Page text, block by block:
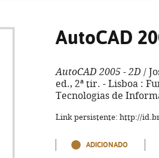
AutoCAD
AutoCAD 2005 - 2D /
ed., 2ª tir. - Lisboa :
Tecnologias de
Link persistente: http://
ADICIONADO